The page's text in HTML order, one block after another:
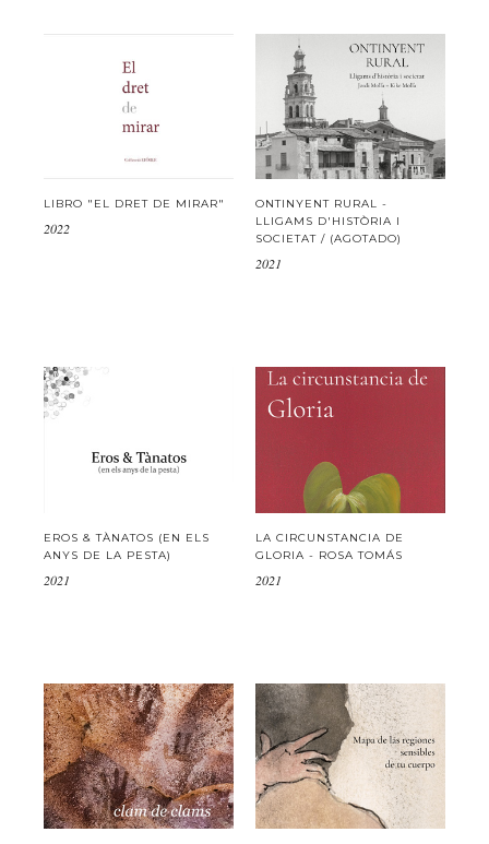
LIBRO "EL DRET DE MIRAR"
2022
ONTINYENT RURAL -
LLIGAMS D'HISTÒRIA I
SOCIETAT / (AGOTADO)
2021
EROS & TÀNATOS (EN ELS
ANYS DE LA PESTA)
2021
LA CIRCUNSTANCIA DE
GLORIA - ROSA TOMÁS
2021